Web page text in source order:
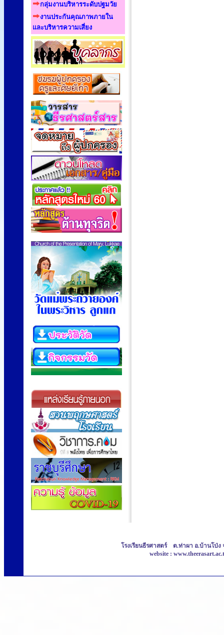
กลุ่มงานบริหารระดับปฐมวัย
งานประกันคุณภาพภายใน
และบริหารความเสี่ยง
โรงเรียนธีรศาสตร์ ต.ท่าผา อ.บ้านโป่ง
website :